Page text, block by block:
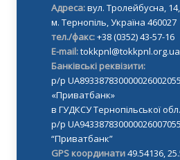
Адреса:вул. Тролейбусна, 14,
м. Тернопіль, Україна 460027
тел./факс:+38 (0352) 43-57-16
E-mail:tokkpnl@tokkpnl.org.ua
Банківські реквізити:
р/р
«Приватбанк»
в ГУДКСУ Тернопільської
р/р
“Приватбанк”
GPS координати49.54136,